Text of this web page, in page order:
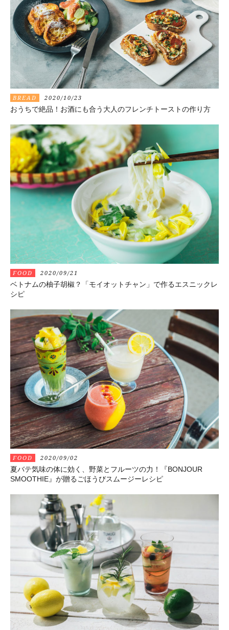
BREAD 2020/10/23
おうちで絶品！お酒にも合う大人のフレンチトーストの作り方
FOOD 2020/09/21
ベトナムの柚子胡椒？「モイオットチャン」で作るエスニックレ
シピ
FOOD 2020/09/02
夏バテ気味の体に効く、野菜とフルーツの力！『BONJOUR
SMOOTHIE』が贈るごほうびスムージーレシピ